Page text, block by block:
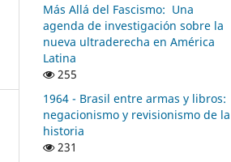
Más Allá del Fascismo: Una
agenda de investigación sobre la
nueva ultraderecha en América
Latina
255
1964 - Brasil entre armas y libros:
negacionismo y revisionismo de la
historia
231